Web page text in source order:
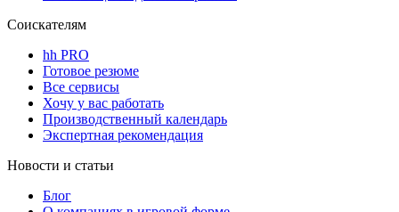
Соискателям
hh PRO
Готовое резюме
Все сервисы
Хочу у вас работать
Производственный календарь
Экспертная рекомендация
Новости и статьи
Блог